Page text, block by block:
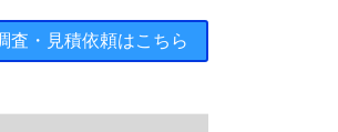
査・見積依頼はこちら